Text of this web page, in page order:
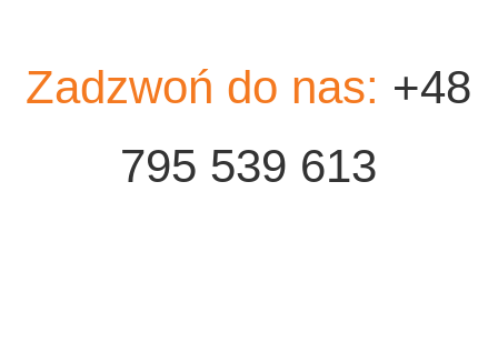
Zadzwoń do nas: +48
795 539 613